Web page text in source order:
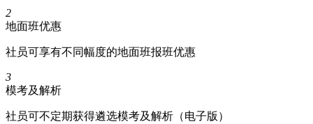
2
地面班优惠
社员可享有不同幅度的地面班报班优惠
3
模考及解析
社员可不定期获得遴选模考及解析（电子版）